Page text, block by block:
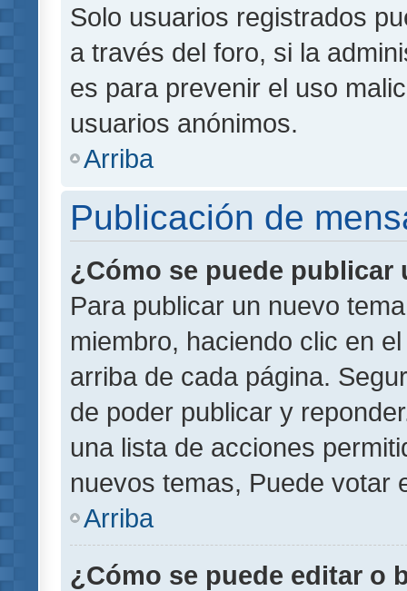
Solo usuarios registrados
a través del foro, si la
es para prevenir el uso
usuarios anónimos.
Arriba
Publicación de
¿Cómo se puede publicar
Para publicar un nuevo
miembro, haciendo clic en
arriba de cada página.
de poder publicar y
una lista de acciones
nuevos temas, Puede votar
Arriba
¿Cómo se puede editar o